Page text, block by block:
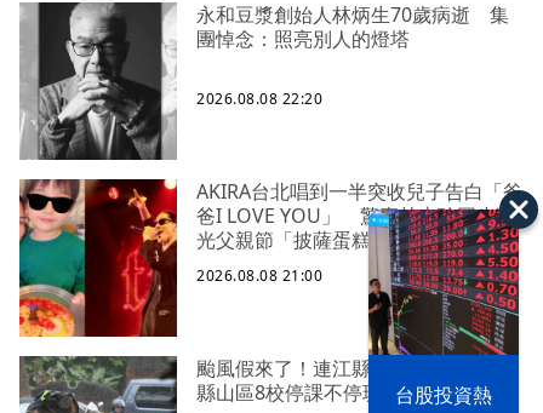
漢光42演習 台股投資熱
永和豆漿創始人林炳生70歲病逝 集
團悼念：照亮別人的燈塔
2026.08.08 22:20
AKIRA台北唱到一半突收兒子告白「爸
爸I LOVE YOU」 驚喜林志玲同步曝
光父親節「披薩蛋糕」
2026.08.08 21:00
颱風假來了！連江縣明日停班課 竹
縣山區8校停課不停班